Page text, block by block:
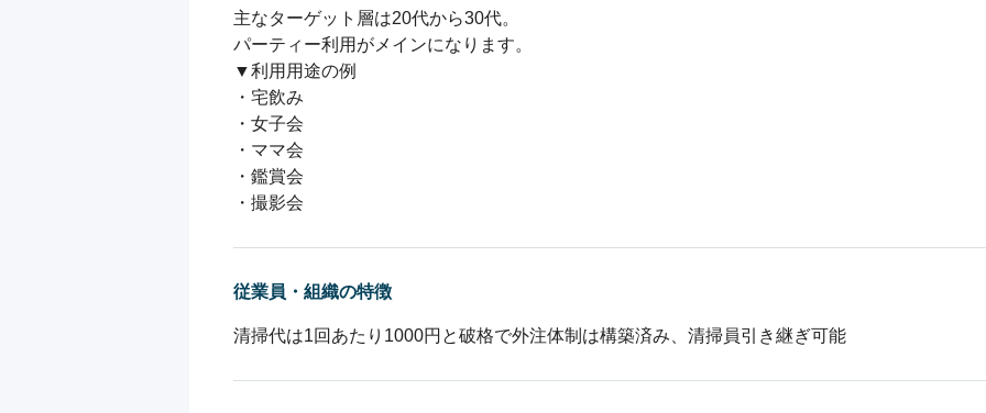
主なターゲット層は20代から30代。
パーティー利用がメインになります。
▼利用用途の例
・宅飲み
・女子会
・ママ会
・鑑賞会
・撮影会
従業員・組織の特徴